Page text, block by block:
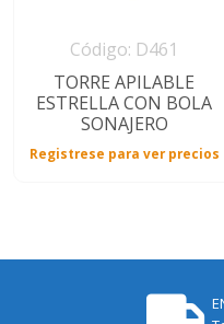
Código: D461
TORRE APILABLE
ESTRELLA CON BOLA
SONAJERO
Registrese para ver precios